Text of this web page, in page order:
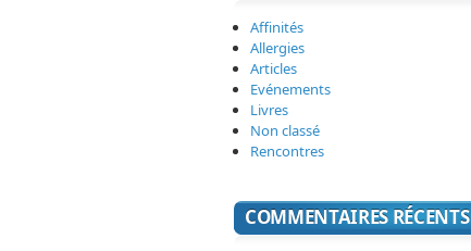
Affinités
Allergies
Articles
Evénements
Livres
Non classé
Rencontres
COMMENTAIRES RÉCENTS